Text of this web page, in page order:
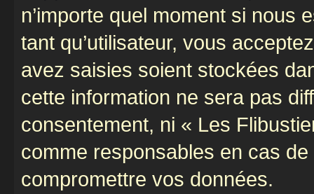
n’importe quel moment si nous
tant qu’utilisateur, vous
avez saisies soient stockées
cette information ne sera pas
consentement, ni « Les
comme responsables en cas
compromettre vos données.